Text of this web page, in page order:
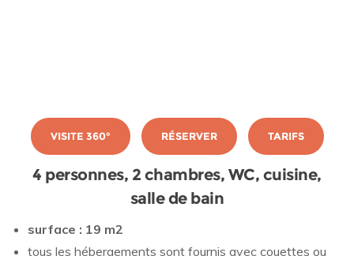
VISITE 360° RÉSERVER TARIFS
4 personnes, 2 chambres, WC, cuisine,
salle de bain
surface : 19 m2
tous les hébergements sont fournis avec couettes ou